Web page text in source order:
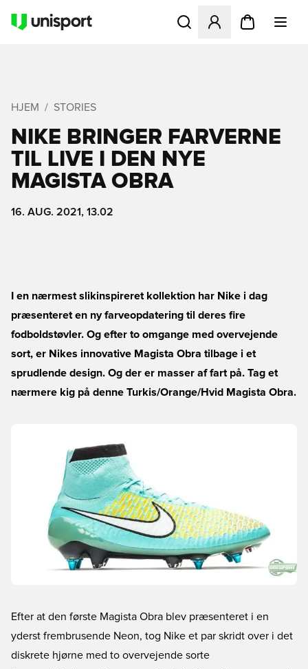
Åbner en Modal til at
HJEM STORIES
NIKE BRINGER FARVERNE
TIL LIVE I DEN NYE
MAGISTA OBRA
16. AUG. 2021, 13.02
I en nærmest slikinspireret kollektion har Nike i dag
præsenteret en ny farveopdatering til deres fire
fodboldstøvler. Og efter to omgange med overvejende
sort, er Nikes innovative Magista Obra tilbage i et
sprudlende design. Og der er masser af fart på. Tag et
nærmere kig på denne Turkis/Orange/Hvid Magista Obra.
Efter at den første Magista Obra blev præsenteret i en
yderst frembrusende Neon, tog Nike et par skridt over i det
diskrete hjørne med to overvejende sorte